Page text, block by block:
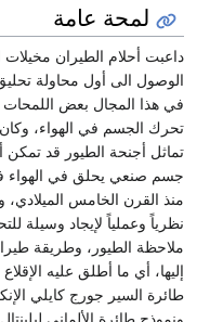
لمحة عامة
داعبت أحلام الطيران
الوصول الى أول محاولة
في هذا المجال بعض اللمحات
تحرك الجسم في الهواء، وكان
تماثل أجنحة الطيور قد
جسم صنعي يحلق في الهواء
منذ القرن الخامس
نظرياً وعملياً لإيجاد وسيلة
ملاحظة الطيور، وطريقة
إليها، أي ما أطلق عليه